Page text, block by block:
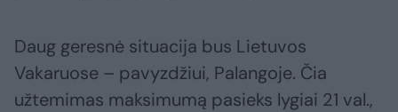
Daug geresnė situacija bus Lietuvos
Vakaruose – pavyzdžiui, Palangoje. Čia
užtemimas maksimumą pasieks lygiai 21 val.,